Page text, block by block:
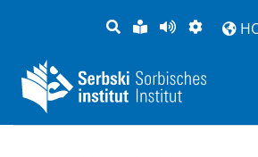
PYTANJE
LOCHKA
RĚČ
STRONU
PŘEDČITAĆ